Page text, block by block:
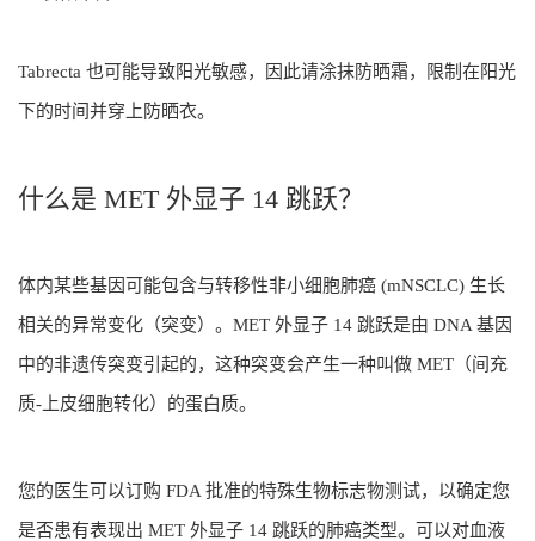
Tabrecta 也可能导致阳光敏感，因此请涂抹防晒霜，限制在阳光
下的时间并穿上防晒衣。
什么是 MET 外显子 14 跳跃？
体内某些基因可能包含与转移性非小细胞肺癌 (mNSCLC) 生长
相关的异常变化（突变）。MET 外显子 14 跳跃是由 DNA 基因
中的非遗传​​突变引起的，这种突变会产生一种叫做 MET（间充
质-上皮细胞转化）的蛋白质。
您的医生可以订购 FDA 批准的特殊生物标志物测试，以确定您
是否患有表现出 MET 外显子 14 跳跃的肺癌类型。可以对血液